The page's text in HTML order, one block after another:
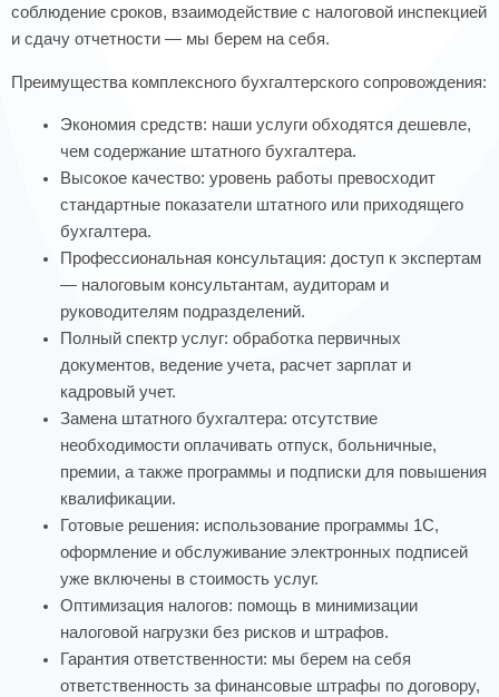
соблюдение сроков, взаимодействие с налоговой инспекцией
и сдачу отчетности — мы берем на себя.
Преимущества комплексного бухгалтерского сопровождения:
Экономия средств: наши услуги обходятся дешевле,
чем содержание штатного бухгалтера.
Высокое качество: уровень работы превосходит
стандартные показатели штатного или приходящего
бухгалтера.
Профессиональная консультация: доступ к экспертам
— налоговым консультантам, аудиторам и
руководителям подразделений.
Полный спектр услуг: обработка первичных
документов, ведение учета, расчет зарплат и
кадровый учет.
Замена штатного бухгалтера: отсутствие
необходимости оплачивать отпуск, больничные,
премии, а также программы и подписки для повышения
квалификации.
Готовые решения: использование программы 1С,
оформление и обслуживание электронных подписей
уже включены в стоимость услуг.
Оптимизация налогов: помощь в минимизации
налоговой нагрузки без рисков и штрафов.
Гарантия ответственности: мы берем на себя
ответственность за финансовые штрафы по договору,